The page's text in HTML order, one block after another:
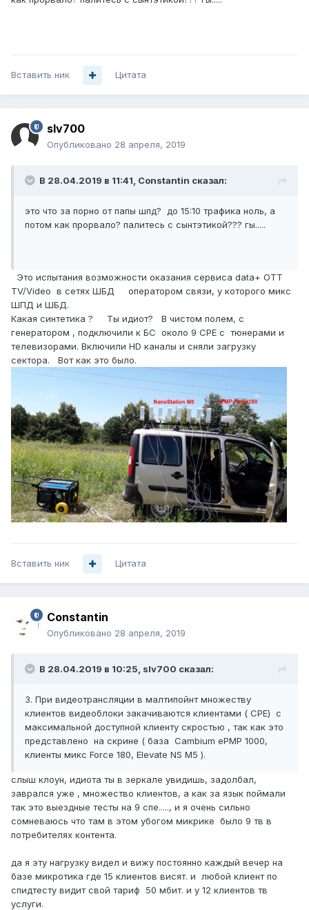
Вставить ник Цитата
slv700
Опубликовано 28 апреля, 2019
В 28.04.2019 в 11:41, Constantin сказал:
это что за порно от папы шпд? до 15:10 трафика ноль, а
потом как прорвало? палитесь с сынтэтикой??? гы.....
Это испытания возможности оказания сервиса data+ OTT
TV/Video в сетях ШБД оператором связи, у которого микс
ШПД и ШБД.
Какая синтетика ? Ты идиот? В чистом полем, с
генератором , подключили к БС около 9 CPE с тюнерами и
телевизорами. Включили HD каналы и сняли загрузку
сектора. Вот как это было.
Вставить ник Цитата
Constantin
Опубликовано 28 апреля, 2019
В 28.04.2019 в 10:25, slv700 сказал:
3. При видеотрансляции в малтипойнт множеству
клиентов видеоблоки закачиваются клиентами ( CPE) с
максимальной доступной клиенту скростью , так как это
представлено на скрине ( база Cambium ePMP 1000,
клиенты микс Force 180, Elevate NS M5 ).
слыш клоун, идиота ты в зеркале увидишь, задолбал,
заврался уже , множество клиентов, а как за язык поймали
так это выездные тесты на 9 спе....., и я очень сильно
сомневаюсь что там в этом убогом микрике было 9 тв в
потребителях контента.
да я эту нагрузку видел и вижу постоянно каждый вечер на
базе микротика где 15 клиентов висят. и любой клиент по
спидтесту видит свой тариф 50 мбит. и у 12 клиентов тв
услуги.